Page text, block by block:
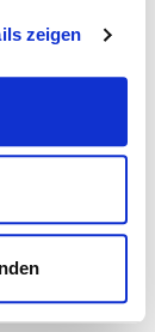
zeigen